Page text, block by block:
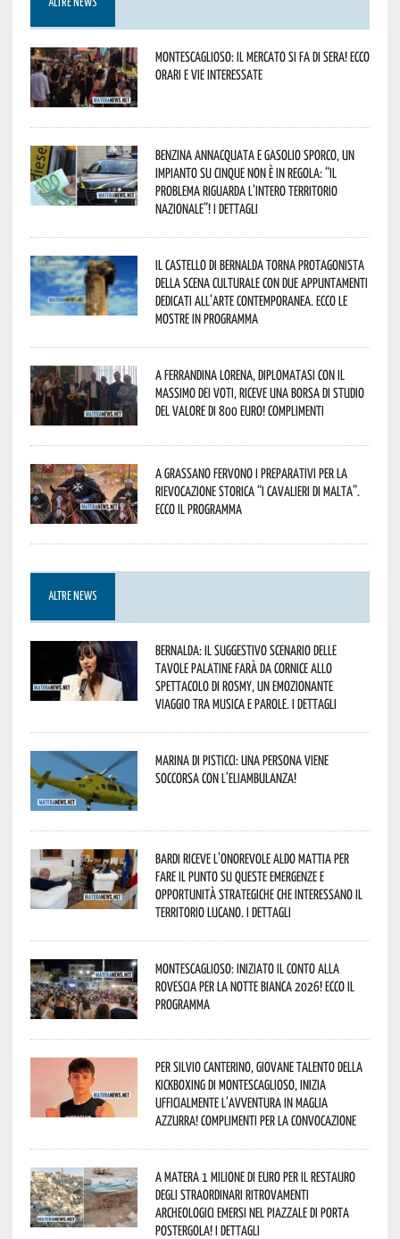
ALTRE NEWS
Montescaglioso: il mercato si fa di sera! Ecco
orari e vie interessate
Benzina annacquata e gasolio sporco, un
impianto su cinque non è in regola: “il
problema riguarda l’intero territorio
Nazionale”! I dettagli
Il Castello di Bernalda torna protagonista
della scena culturale con due appuntamenti
dedicati all’arte contemporanea. Ecco le
mostre in programma
A Ferrandina Lorena, diplomatasi con il
massimo dei voti, riceve una borsa di studio
del valore di 800 euro! Complimenti
A Grassano fervono i preparativi per la
Rievocazione Storica “I CAVALIERI DI MALTA”.
Ecco il programma
ALTRE NEWS
Bernalda: il suggestivo scenario delle
Tavole Palatine farà da cornice allo
spettacolo di Rosmy, un emozionante
viaggio tra musica e parole. I dettagli
Marina di Pisticci: una persona viene
soccorsa con l’eliambulanza!
Bardi riceve l’onorevole Aldo Mattia per
fare il punto su queste emergenze e
opportunità strategiche che interessano il
territorio lucano. I dettagli
Montescaglioso: iniziato il conto alla
rovescia per la Notte Bianca 2026! Ecco il
programma
Per Silvio Canterino, giovane talento della
kickboxing di Montescaglioso, inizia
ufficialmente l’avventura in maglia
azzurra! Complimenti per la convocazione
A Matera 1 milione di euro per il restauro
degli straordinari ritrovamenti
archeologici emersi nel piazzale di Porta
Postergola! I dettagli